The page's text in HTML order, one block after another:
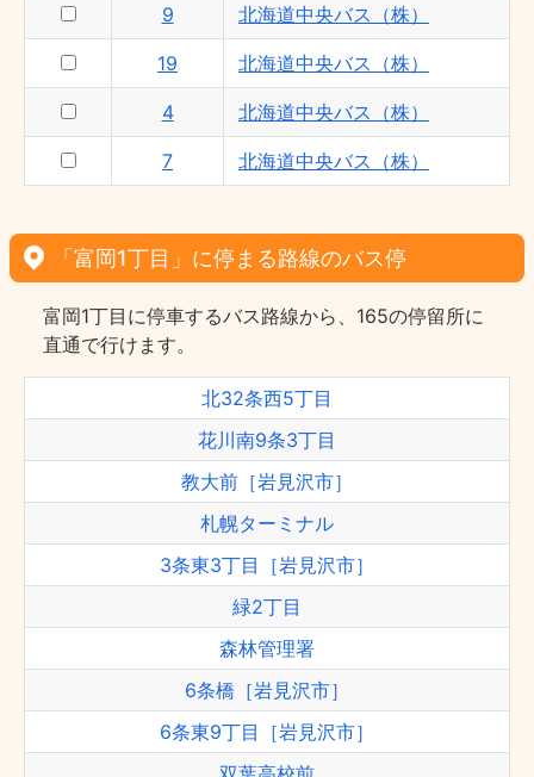
9 北海道中央バス（株）
19 北海道中央バス（株）
4 北海道中央バス（株）
7 北海道中央バス（株）
「富岡1丁目」に停まる路線のバス停
富岡1丁目に停車するバス路線から、165の停留所に
直通で行けます。
北32条西5丁目
花川南9条3丁目
教大前［岩見沢市］
札幌ターミナル
3条東3丁目［岩見沢市］
緑2丁目
森林管理署
6条橋［岩見沢市］
6条東9丁目［岩見沢市］